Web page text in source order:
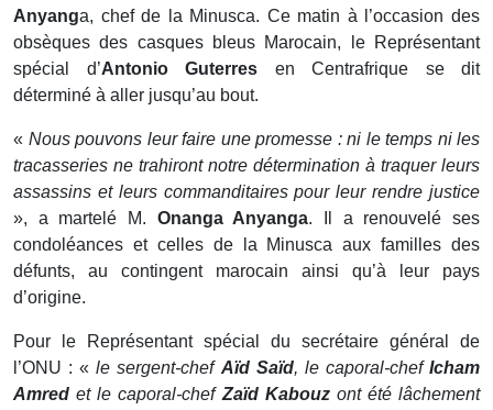
Anyanga, chef de la Minusca. Ce matin à l’occasion des
obsèques des casques bleus Marocain, le Représentant
spécial d’Antonio Guterres en Centrafrique se dit
déterminé à aller jusqu’au bout.
« Nous pouvons leur faire une promesse : ni le temps ni les
tracasseries ne trahiront notre détermination à traquer leurs
assassins et leurs commanditaires pour leur rendre justice
», a martelé M. Onanga Anyanga. Il a renouvelé ses
condoléances et celles de la Minusca aux familles des
défunts, au contingent marocain ainsi qu’à leur pays
d’origine.
Pour le Représentant spécial du secrétaire général de
l’ONU : «le sergent-chef Aïd Saïd, le caporal-chefIcham
Amred et le caporal-chef Zaïd Kabouzont été lâchement